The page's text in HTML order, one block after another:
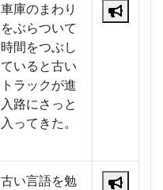
車庫のまわり
をぶらついて
時間をつぶし
ていると古い
トラックが進
入路にさっと
入ってきた。
古い言語を勉